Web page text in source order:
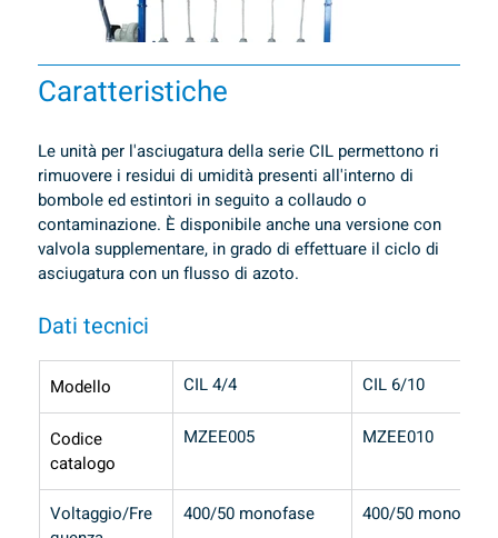
Caratteristiche
Le unità per l'asciugatura della serie CIL permettono ri
rimuovere i residui di umidità presenti all'interno di
bombole ed estintori in seguito a collaudo o
contaminazione. È disponibile anche una versione con
valvola supplementare, in grado di effettuare il ciclo di
asciugatura con un flusso di azoto.
Dati tecnici
Modello CIL 4/4 CIL 6/10
Codice
catalogo
MZEE005 MZEE010
Voltaggio/Fre
400/50 monofase 400/50 monofase